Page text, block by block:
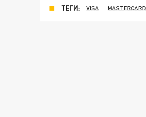
ТЕГИ: VISA MASTERCARD